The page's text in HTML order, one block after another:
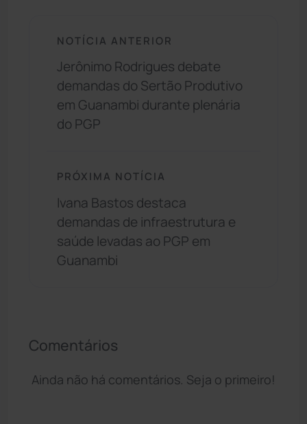
NOTÍCIA ANTERIOR
Jerônimo Rodrigues debate
demandas do Sertão Produtivo
em Guanambi durante plenária
do PGP
PRÓXIMA NOTÍCIA
Ivana Bastos destaca
demandas de infraestrutura e
saúde levadas ao PGP em
Guanambi
Comentários
Ainda não há comentários. Seja o primeiro!